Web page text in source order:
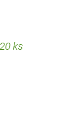
ks